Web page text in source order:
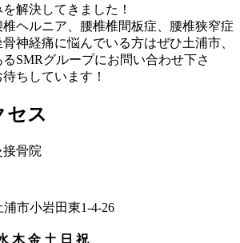
解決してきました！
ヘルニア、腰椎椎間板症、腰椎狭窄症
神経痛に悩んでいる方はぜひ土浦市、
SMRグループにお問い合わせ下さ
ちしています！
セス
浦市小岩田東1-4-26
木 金 土 日 祝